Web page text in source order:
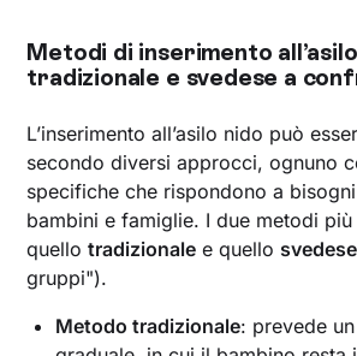
Metodi di inserimento
tradizionale e svedese a
L’inserimento all’asilo nido può
secondo diversi approcci, ognuno
specifiche che rispondono a
bambini e famiglie. I due metodi
quellotradizionale e quello svedese
gruppi").
Metodo tradizionale: prevede